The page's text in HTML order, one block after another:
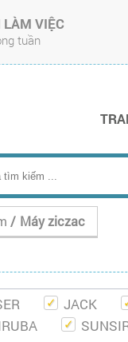
LÀM VIỆC
tuần
/ Máy ziczac
JACK